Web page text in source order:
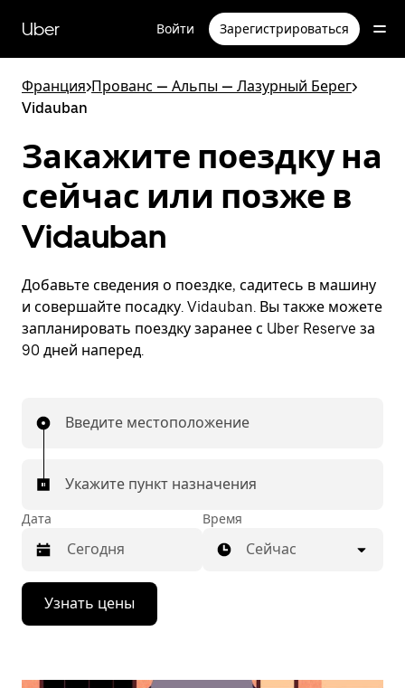
перейти
к
содержимому
Uber Войти Зарегистрироваться
Франция>Прованс — Альпы — Лазурный Берег>
Vidauban
Закажите поездку на
сейчас или позже в
Vidauban
Добавьте сведения о поездке, садитесь в машину
и совершайте посадку. Vidauban. Вы также можете
запланировать поездку заранее с Uber Reserve за
90 дней наперед.
Введите местоположение
Укажите пункт назначения
Дата
Нажмите
стрелку
вниз,
Время
Сейчас
Узнать цены